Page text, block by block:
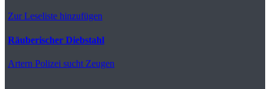
Zur Leseliste hinzufügen
Räuberischer Diebstahl
Artern Polizei sucht Zeugen